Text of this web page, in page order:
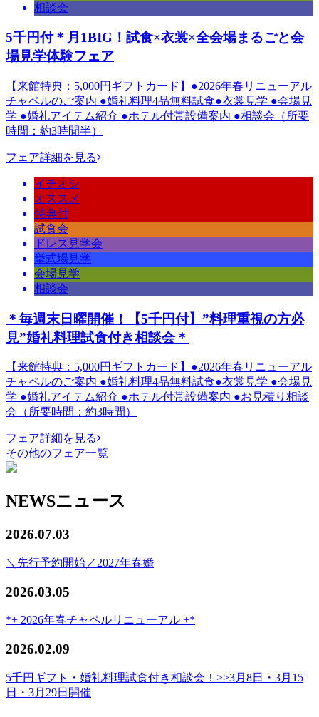
相談会
5千円付＊月1BIG！試食×衣裳×全会場まるごと会
場見学体験フェア
【来館特典：5,000円ギフトカード】●2026年春リニューアル
チャペルのご案内 ●婚礼料理4品無料試食●衣裳見学 ●会場見
学 ●婚礼アイテム紹介 ●ホテル付帯設備案内 ●相談会（所要
時間：約3時間半）
フェア詳細を見る
イチオシ
オススメ
特典付
試食会
ドレス見学会
挙式場見学
会場見学
相談会
＊毎週末日曜開催！【5千円付】”料理重視の方必
見”婚礼料理試食付き相談会＊
【来館特典：5,000円ギフトカード】●2026年春リニューアル
チャペルのご案内 ●婚礼料理4品無料試食●衣裳見学 ●会場見
学 ●婚礼アイテム紹介 ●ホテル付帯設備案内 ●お見積り相談
会（所要時間：約3時間）
フェア詳細を見る
その他のフェア一覧
NEWSニュース
2026.07.03
＼先行予約開始／2027年春婚
2026.03.05
*+ 2026年春チャペルリニューアル +*
2026.02.09
5千円ギフト・婚礼料理試食付き相談会！>>3月8日・3月15
日・3月29日開催